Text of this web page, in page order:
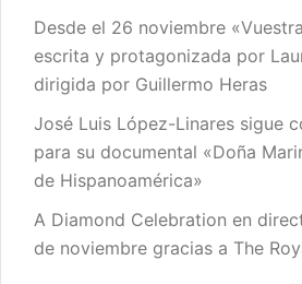
Desde el 26 noviembre
escrita y protagonizada por
dirigida por Guillermo Heras
José Luis López-Linares sigue
para su documental «Doña
de Hispanoamérica»
A Diamond Celebration en
de noviembre gracias a The